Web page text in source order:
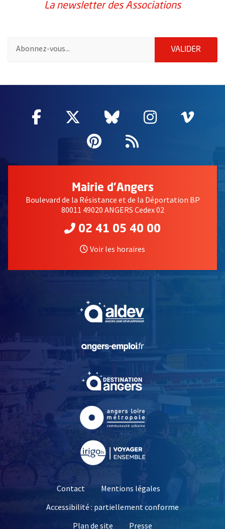
La newsletter des Associations
VALIDER
Facebook
, Ouvre une nouvelle fenêtre
Twitter
, Ouvre une nouvelle
Bluesky
, Ouvre une
Instagram
, Ouvre
,
Pinterest
, Ouvre une
Flux RSS
Mairie d'Angers
Boulevard de la Résistance et de la Déportation BP
80011 49020 ANGERS Cedex 02
02 41 05 40 00
Voir les horaires
, Ouvre une nouvelle
, Ouvre une nouvelle
Contact
Mentions légales
Accessibilité : partiellement conforme
Plan de site
Presse